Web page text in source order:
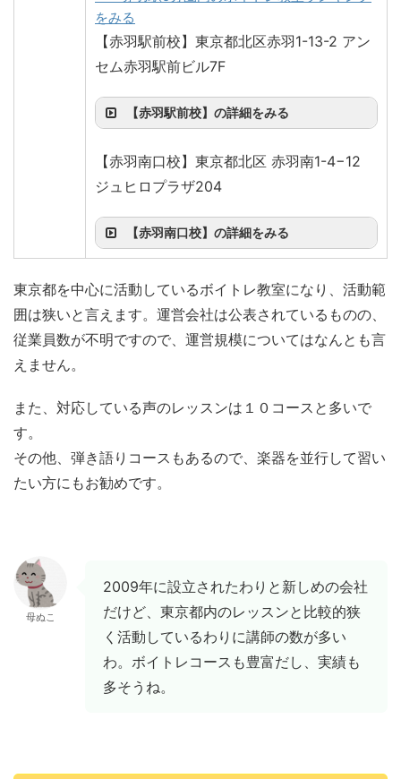
をみる
【赤羽駅前校】東京都北区赤羽1-13-2 アン
セム赤羽駅前ビル7F
【赤羽駅前校】の詳細をみる
【赤羽南口校】東京都北区 赤羽南1-4−12
ジュヒロプラザ204
【赤羽南口校】の詳細をみる
東京都を中心に活動しているボイトレ教室になり、活動範
囲は狭いと言えます。運営会社は公表されているものの、
従業員数が不明ですので、運営規模についてはなんとも言
えません。
また、対応している声のレッスンは１０コースと多いで
す。
その他、弾き語りコースもあるので、楽器を並行して習い
たい方にもお勧めです。
母ぬこ
2009年に設立されたわりと新しめの会社
だけど、東京都内のレッスンと比較的狭
く活動しているわりに講師の数が多い
わ。ボイトレコースも豊富だし、実績も
多そうね。